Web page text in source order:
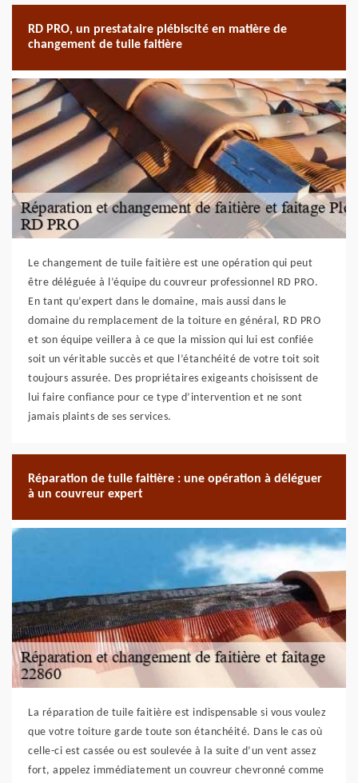
RD PRO, un prestataire plébiscité en matière de
changement de tuile faitière
Le changement de tuile faitière est une opération qui peut
être déléguée à l’équipe du couvreur professionnel RD PRO.
En tant qu’expert dans le domaine, mais aussi dans le
domaine du remplacement de la toiture en général, RD PRO
et son équipe veillera à ce que la mission qui lui est confiée
soit un véritable succès et que l’étanchéité de votre toit soit
toujours assurée. Des propriétaires exigeants choisissent de
lui faire confiance pour ce type d’intervention et ne sont
jamais plaints de ses services.
Réparation de tuile faitière : une opération à déléguer
à un couvreur expert
La réparation de tuile faitière est indispensable si vous voulez
que votre toiture garde toute son étanchéité. Dans le cas où
celle-ci est cassée ou est soulevée à la suite d’un vent assez
fort, appelez immédiatement un couvreur chevronné comme